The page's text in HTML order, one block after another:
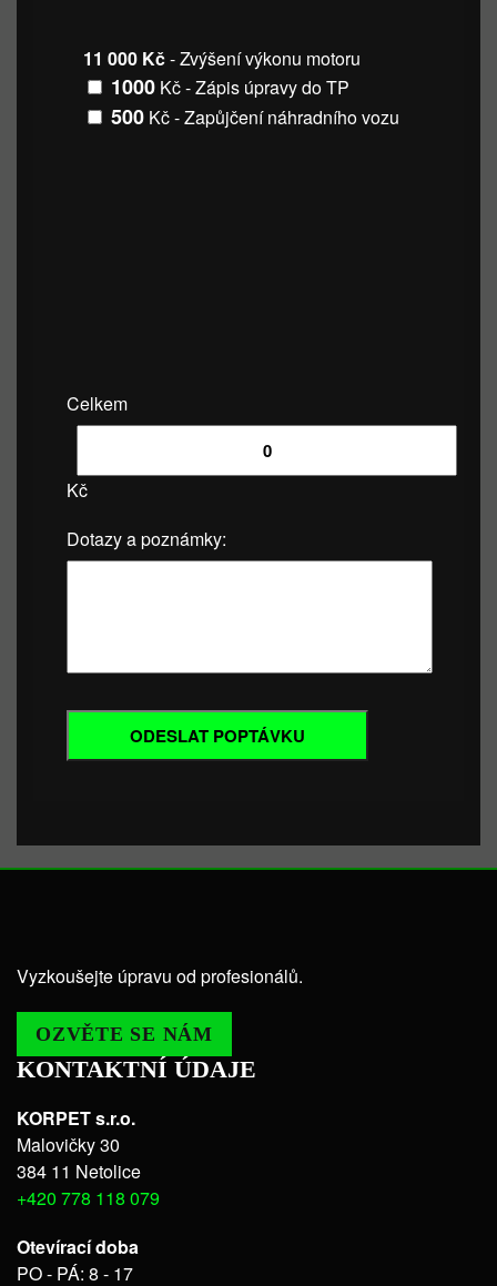
11 000 Kč- Zvýšení výkonu motoru
1000 Kč - Zápis úpravy do TP
500 Kč - Zapůjčení náhradního vozu
Celkem
Kč
Dotazy a poznámky:
Vyzkoušejte úpravu od profesionálů.
OZVĚTE SE NÁM
KONTAKTNÍ ÚDAJE
KORPET s.r.o.
Malovičky 30
384 11 Netolice
+420 778 118 079
Otevírací doba
PO - PÁ: 8 - 17